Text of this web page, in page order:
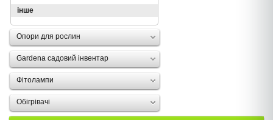
інше
Опори для рослин
Gardena садовий інвентар
Фітолампи
Oбігрівачі